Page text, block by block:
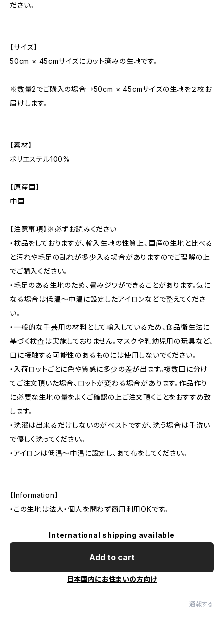
ださい。
【サイズ】
50cm × 45cmサイズにカット済みの生地です。
※数量2でご購入の場合→50cm × 45cmサイズの生地を２枚お
届けします。
【素材】
ポリエステル100%
【原産国】
中国
【注意事項】※必ずお読みください
・検品をしておりますが、輸入生地の性質上、国産の生地と比べる
と汚れや毛足の乱れが多少入る場合がありますのでご理解の上
でご購入ください。
・毛足のある生地のため、畳みジワができることがあります。気に
なる場合は低温〜中温に設定したアイロンなどで整えてくださ
い。
・一般的な手芸用の材料として輸入しているため、食品衛生法に
基づく検査は実施しておりません。マスクや乳幼児用の玩具など、
口に接触する可能性のあるものには使用しないでください。
・入荷ロットごとに色や質感に多少の差が出ます。複数回に分け
てご注文頂いた場合、ロットが変わる場合があります。作品作り
に必要な生地の量をよくご確認の上ご注文頂くことをおすすめ致
します。
・洗濯は出来るだけしないのがベストですが、洗う場合は手洗い
で優しく洗ってください。
・アイロンは低温〜中温に設定し、あて布をしてください。
【Information】
・この生地は法人・個人を問わず商用利用OKです。
International shipping available
Add to cart
日本国内にお住まいの方向け
通報する